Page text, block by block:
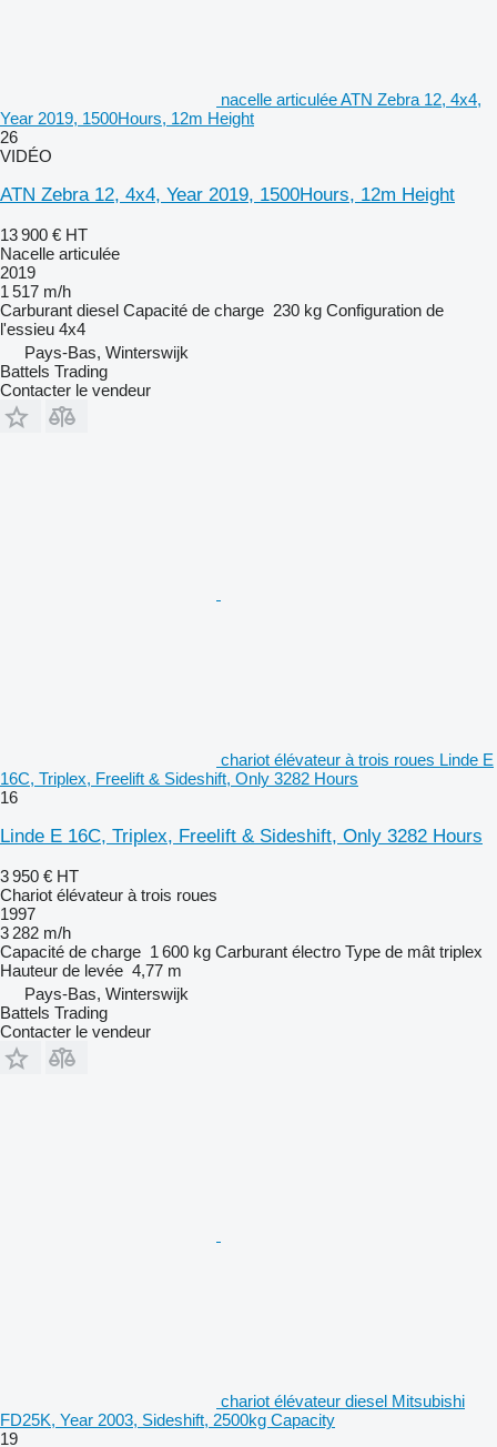
nacelle articulée ATN Zebra 12, 4x4,
Year 2019, 1500Hours, 12m Height
26
VIDÉO
ATN Zebra 12, 4x4, Year 2019, 1500Hours, 12m Height
13 900 € HT
Nacelle articulée
2019
1 517 m/h
Carburant diesel Capacité de charge 230 kg Configuration de
l'essieu 4x4
Pays-Bas, Winterswijk
Battels Trading
Contacter le vendeur
chariot élévateur à trois roues Linde E
16C, Triplex, Freelift & Sideshift, Only 3282 Hours
16
Linde E 16C, Triplex, Freelift & Sideshift, Only 3282 Hours
3 950 € HT
Chariot élévateur à trois roues
1997
3 282 m/h
Capacité de charge 1 600 kg Carburant électro Type de mât triplex
Hauteur de levée 4,77 m
Pays-Bas, Winterswijk
Battels Trading
Contacter le vendeur
chariot élévateur diesel Mitsubishi
FD25K, Year 2003, Sideshift, 2500kg Capacity
19